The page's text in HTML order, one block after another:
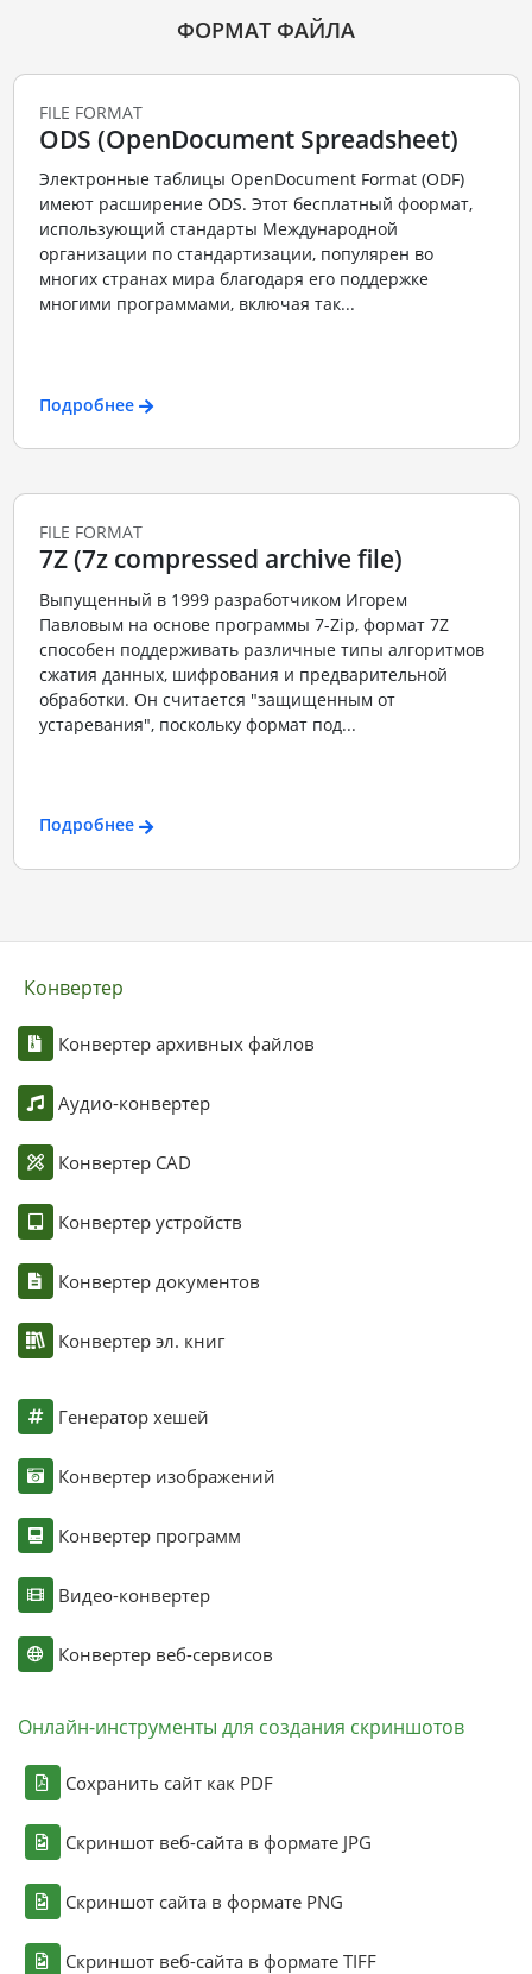
ФОРМАТ ФАЙЛА
FILE FORMAT
ODS (OpenDocument Spreadsheet)
Электронные таблицы OpenDocument Format (ODF)
имеют расширение ODS. Этот бесплатный фоормат,
использующий стандарты Международной
организации по стандартизации, популярен во
многих странах мира благодаря его поддержке
многими программами, включая так...
Подробнее
FILE FORMAT
7Z (7z compressed archive file)
Выпущенный в 1999 разработчиком Игорем
Павловым на основе программы 7-Zip, формат 7Z
способен поддерживать различные типы алгоритмов
сжатия данных, шифрования и предварительной
обработки. Он считается "защищенным от
устаревания", поскольку формат под...
Подробнее
Конвертер
Конвертер архивных файлов
Аудио-конвертер
Конвертер CAD
Конвертер устройств
Конвертер документов
Конвертер эл. книг
Генератор хешей
Конвертер изображений
Конвертер программ
Видео-конвертер
Конвертер веб-сервисов
Онлайн-инструменты для создания скриншотов
Сохранить сайт как PDF
Скриншот веб-сайта в формате JPG
Скриншот сайта в формате PNG
Скриншот веб-сайта в формате TIFF